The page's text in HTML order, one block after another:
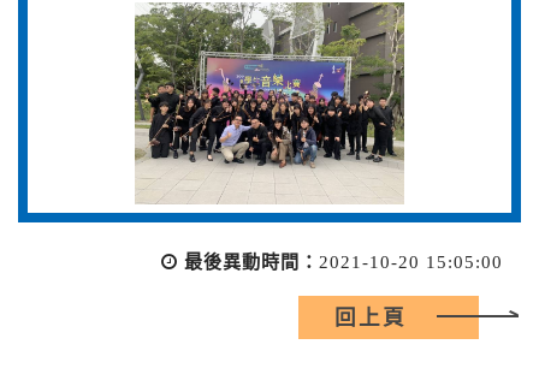
最後異動時間： 2021-10-20 15:05:00
回上頁